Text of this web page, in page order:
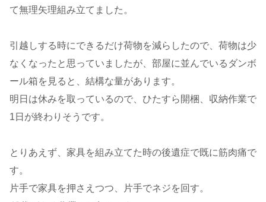
て無理矢理組み立てました。
引越しする時にできるだけ荷物を減らしたので、荷物は少
なくなったと思っていましたが、部屋に並んでいるダンボ
ール箱を見ると、結構な量があります。
明日は休みを取っているので、ひたすら開梱、収納作業で
1日が終わりそうです。
とりあえず、家具を組み立てた時の後遺症で既に筋肉痛で
す。
片手で家具を押さえつつ、片手でネジを回す。